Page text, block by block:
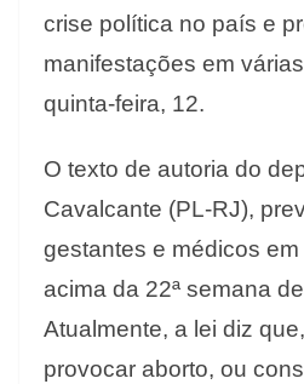
crise política no país e
manifestações em
quinta-feira, 12.
O texto de autoria do
Cavalcante (PL-RJ),
gestantes e médicos
acima da 22ª semana
Atualmente, a lei diz
provocar aborto, ou